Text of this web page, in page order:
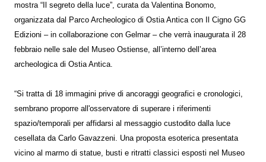
mostra “Il segreto della luce”, curata da Valentina Bonomo,
organizzata dal Parco Archeologico di Ostia Antica con Il Cigno GG
Edizioni – in collaborazione con Gelmar – che verrà inaugurata il 28
febbraio nelle sale del Museo Ostiense, all’interno dell’area
archeologica di Ostia Antica.
“Si tratta di 18 immagini prive di ancoraggi geografici e cronologici,
sembrano proporre all'osservatore di superare i riferimenti
spazio/temporali per affidarsi al messaggio custodito dalla luce
cesellata da Carlo Gavazzeni. Una proposta esoterica presentata
vicino al marmo di statue, busti e ritratti classici esposti nel Museo